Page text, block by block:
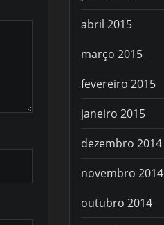
abril 2015
março 2015
fevereiro 2015
janeiro 2015
dezembro 2014
novembro 2014
outubro 2014